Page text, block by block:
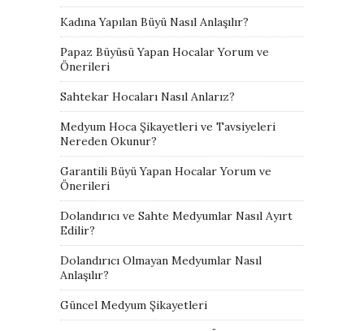
Kadına Yapılan Büyü Nasıl Anlaşılır?
Papaz Büyüsü Yapan Hocalar Yorum ve
Önerileri
Sahtekar Hocaları Nasıl Anlarız?
Medyum Hoca Şikayetleri ve Tavsiyeleri
Nereden Okunur?
Garantili Büyü Yapan Hocalar Yorum ve
Önerileri
Dolandırıcı ve Sahte Medyumlar Nasıl Ayırt
Edilir?
Dolandırıcı Olmayan Medyumlar Nasıl
Anlaşılır?
Güncel Medyum Şikayetleri